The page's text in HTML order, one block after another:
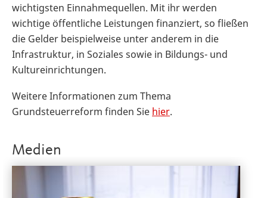
wichtigsten Einnahmequellen. Mit ihr werden
wichtige öffentliche Leistungen finanziert, so fließen
die Gelder beispielweise unter anderem in die
Infrastruktur, in Soziales sowie in Bildungs- und
Kultureinrichtungen.
Weitere Informationen zum Thema
Grundsteuerreform finden Sie hier.
Medien